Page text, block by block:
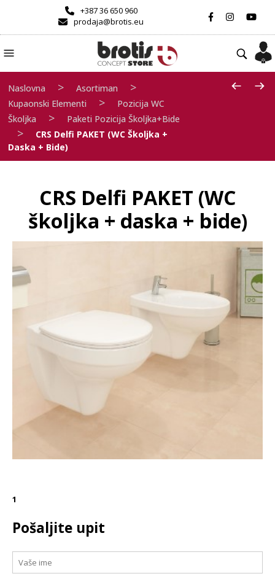
+387 36 650 960
prodaja@brotis.eu
Naslovna > Asortiman >
Kupaonski Elementi >
Pozicija WC
Školjka
> Paketi Pozicija Školjka+bide
>
CRS Delfi PAKET (WC Školjka +
Daska + Bide)
CRS Delfi PAKET (WC
školjka + daska + bide)
1
Pošaljite upit